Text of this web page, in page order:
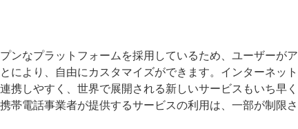
ンなプラットフォームを採用しているため、ユーザーがア
により、自由にカスタマイズができます。インターネット
携しやすく、世界で展開される新しいサービスもいち早く
帯電話事業者が提供するサービスの利用は、一部が制限さ